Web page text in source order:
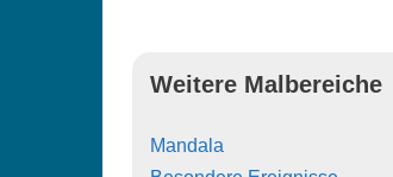
Weitere Malbereiche
Mandala